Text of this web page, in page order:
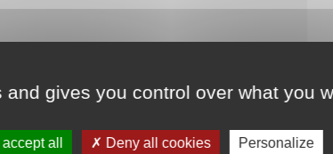
gives you control over what you
all Deny all cookies Personalize